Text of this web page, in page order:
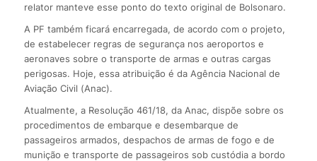
relator manteve esse ponto do texto original de Bolsonaro.
A PF também ficará encarregada, de acordo com o projeto,
de estabelecer regras de segurança nos aeroportos e
aeronaves sobre o transporte de armas e outras cargas
perigosas. Hoje, essa atribuição é da Agência Nacional de
Aviação Civil (Anac).
Atualmente, a Resolução 461/18, da Anac, dispõe sobre os
procedimentos de embarque e desembarque de
passageiros armados, despachos de armas de fogo e de
munição e transporte de passageiros sob custódia a bordo